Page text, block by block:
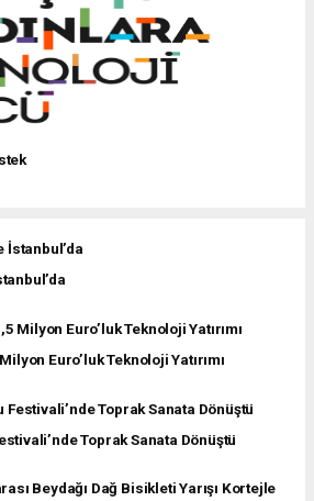
Euro’luk Teknoloji Yatırımı
Toprak Sanata Dönüştü